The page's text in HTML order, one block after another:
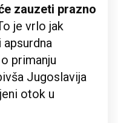
zauzeti prazno
je vrlo jak
primanju
Jugoslavija
otok u